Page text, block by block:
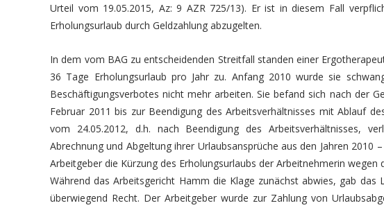
Urteil vom 19.05.2015, Az: 9 AZR 725/13). Er ist in diesem Fall
Erholungsurlaub durch Geldzahlung abzugelten.
In dem vom BAG zu entscheidenden Streitfall standen einer
36 Tage Erholungsurlaub pro Jahr zu. Anfang 2010 wurde sie
Beschäftigungsverbotes nicht mehr arbeiten. Sie befand sich nach der
Februar 2011 bis zur Beendigung des Arbeitsverhältnisses mit Ablauf
vom 24.05.2012, d.h. nach Beendigung des Arbeitsverhältnisses,
Abrechnung und Abgeltung ihrer Urlaubsansprüche aus den Jahren 2010
Arbeitgeber die Kürzung des Erholungsurlaubs der Arbeitnehmerin wegen
Während das Arbeitsgericht Hamm die Klage zunächst abwies, gab das
überwiegend Recht. Der Arbeitgeber wurde zur Zahlung von